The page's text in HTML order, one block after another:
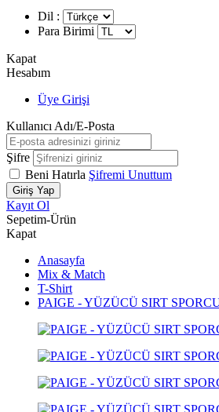
Dil :
Para Birimi
Kapat
Hesabım
Üye Girişi
Kullanıcı Adı/E-Posta
Şifre
Beni Hatırla Şifremi Unuttum
Giriş Yap
Kayıt Ol
Sepetim-Ürün
Kapat
Anasayfa
Mix & Match
T-Shirt
PAIGE - YÜZÜCÜ SIRT